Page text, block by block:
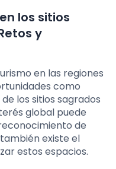
los sitios
y
en las regiones
como
los sitios sagrados
global puede
de
existe el
estos espacios.